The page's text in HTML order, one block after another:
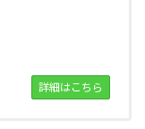
詳細はこちら